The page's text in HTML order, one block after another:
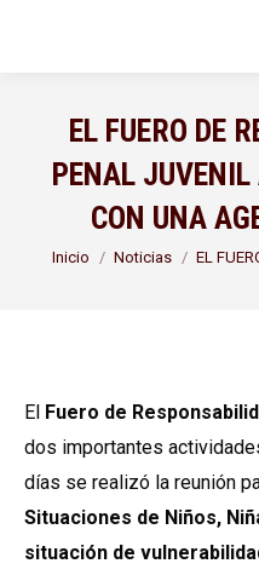
EL FUERO DE
PENAL
CON UNA
Estás aquí:
Inicio Noticias EL
El Fuero de
dos importantes
días se realizó la reunión
Situaciones de Niños,
situación de